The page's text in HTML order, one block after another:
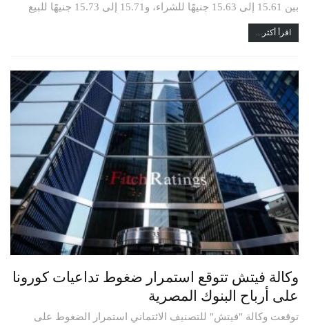
بين 15.61 إلى 15.63 جنيهًا للشراء، و15.71 إلى 15.73 جنيهًا للبيع
اقرأ أكثر...
وكالة فيتش تتوقع استمرار ضغوط تداعيات كورونا
على أرباح البنوك المصرية
توقعت وكالة "فيتش" للتصنيف الائتماني استمرار الضغوط على